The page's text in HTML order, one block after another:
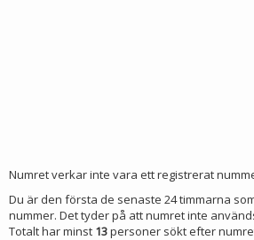
Numret verkar inte vara ett registrerat
Du är den första de senaste 24 timmarna
nummer. Det tyder på att numret inte
Totalt har minst 13personer sökt efter